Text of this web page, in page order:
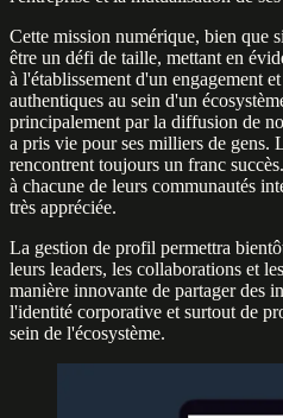
Cette mission numérique, bien que
être un défi de taille, mettant en
à l'établissement d'un engagement
authentiques au sein d'un
principalement par la diffusion de
a pris vie pour ses milliers de gens.
rencontrent toujours un franc
à chacune de leurs communautés
très appréciée.
La gestion de profil permettra
leurs leaders, les collaborations et
manière innovante de partager des
l'identité corporative et surtout de
sein de l'écosystème.